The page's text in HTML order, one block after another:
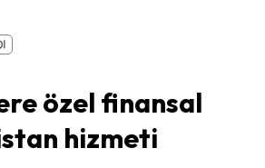
özel finansal
hizmeti